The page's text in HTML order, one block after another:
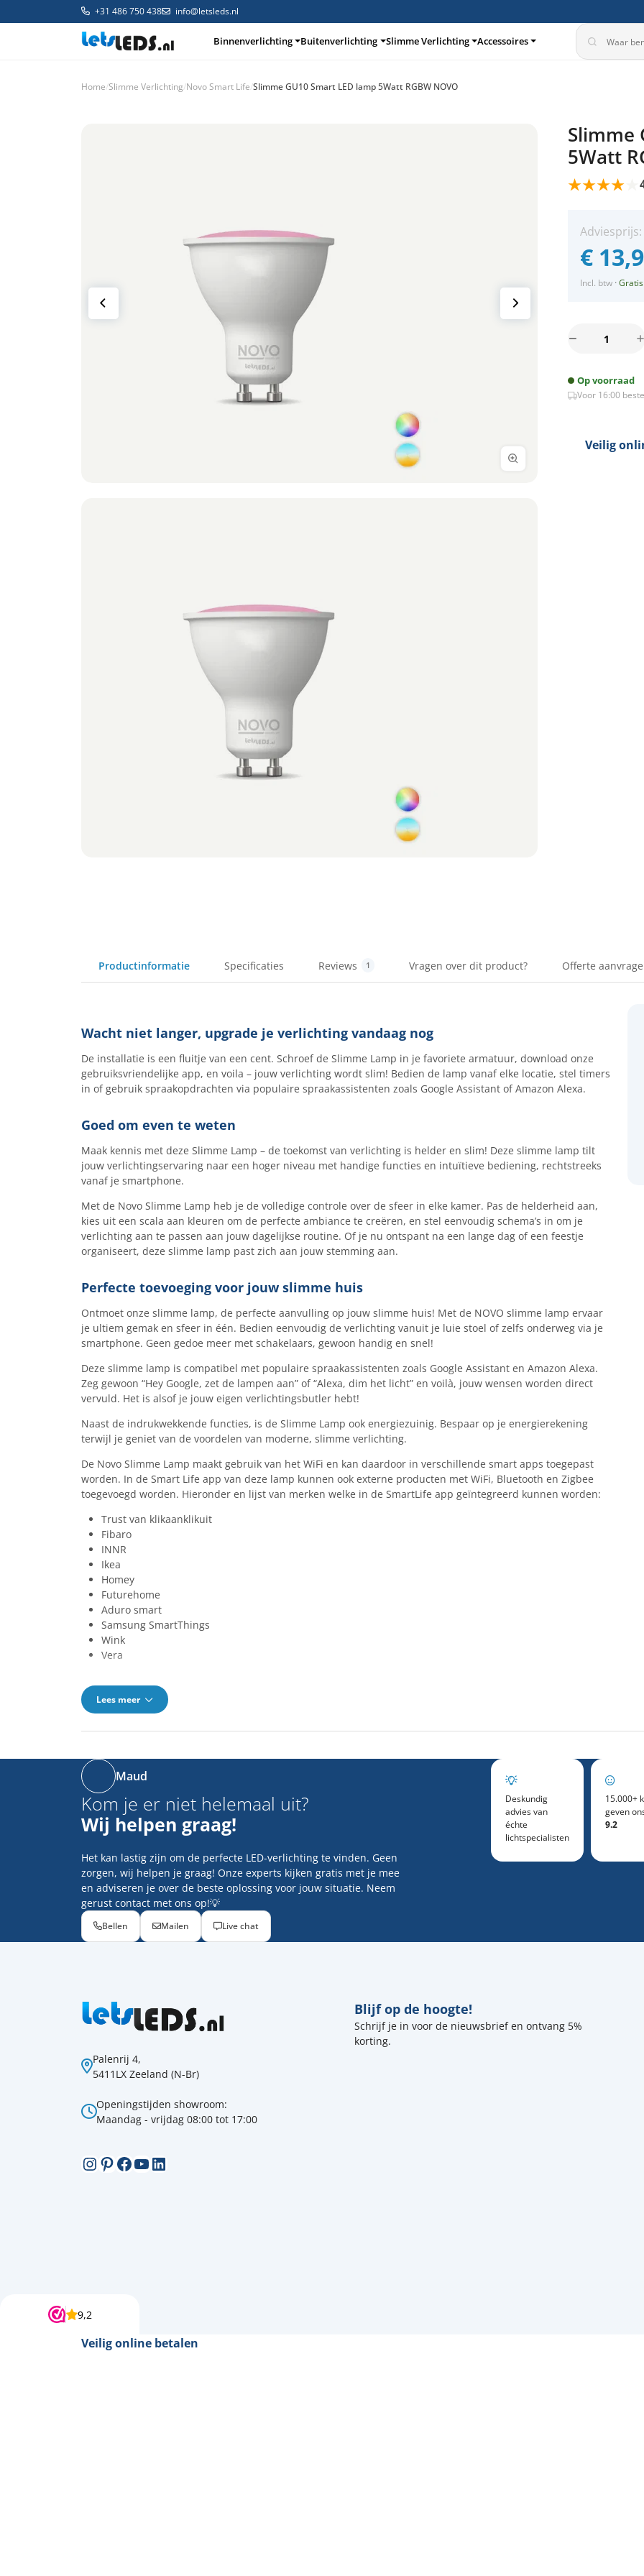
+31 486 750 438 info@letsleds.nl
Binnenverlichting Buitenverlichting Slimme Verlichting Accessoires
Home/Slimme Verlichting/Novo Smart Life/Slimme GU10 Smart LED lamp 5Watt RGBW NOVO
Slimme
5Watt
€
Incl. btw ·
Slimme
LED
lamp
NOVO
Op voorraad
Voor 16:00
Veilig
Productinformatie Specificaties Reviews 1 Vragen over dit product? Offerte
Wacht niet langer, upgrade je verlichting vandaag nog
De installatie is een fluitje van een cent. Schroef de Slimme Lamp in je favoriete armatuur, download onze
gebruiksvriendelijke app, en voila – jouw verlichting wordt slim! Bedien de lamp vanaf elke locatie, stel timers
in of gebruik spraakopdrachten via populaire spraakassistenten zoals Google Assistant of Amazon Alexa.
Goed om even te weten
Maak kennis met deze Slimme Lamp – de toekomst van verlichting is helder en slim! Deze slimme lamp tilt
jouw verlichtingservaring naar een hoger niveau met handige functies en intuïtieve bediening, rechtstreeks
vanaf je smartphone.
Met de Novo Slimme Lamp heb je de volledige controle over de sfeer in elke kamer. Pas de helderheid aan,
kies uit een scala aan kleuren om de perfecte ambiance te creëren, en stel eenvoudig schema’s in om je
verlichting aan te passen aan jouw dagelijkse routine. Of je nu ontspant na een lange dag of een feestje
organiseert, deze slimme lamp past zich aan jouw stemming aan.
Perfecte toevoeging voor jouw slimme huis
Ontmoet onze slimme lamp, de perfecte aanvulling op jouw slimme huis! Met de NOVO slimme lamp ervaar
je ultiem gemak en sfeer in één. Bedien eenvoudig de verlichting vanuit je luie stoel of zelfs onderweg via je
smartphone. Geen gedoe meer met schakelaars, gewoon handig en snel!
Deze slimme lamp is compatibel met populaire spraakassistenten zoals Google Assistant en Amazon Alexa.
Zeg gewoon “Hey Google, zet de lampen aan” of “Alexa, dim het licht” en voilà, jouw wensen worden direct
vervuld. Het is alsof je jouw eigen verlichtingsbutler hebt!
Naast de indrukwekkende functies, is de Slimme Lamp ook energiezuinig. Bespaar op je energierekening
terwijl je geniet van de voordelen van moderne, slimme verlichting.
De Novo Slimme Lamp maakt gebruik van het WiFi en kan daardoor in verschillende smart apps toegepast
worden. In de Smart Life app van deze lamp kunnen ook externe producten met WiFi, Bluetooth en Zigbee
toegevoegd worden. Hieronder en lijst van merken welke in de SmartLife app geïntegreerd kunnen worden:
Trust van klikaanklikuit
Fibaro
INNR
Ikea
Homey
Futurehome
Aduro smart
Samsung SmartThings
Wink
Vera
Lees meer
Maud
Kom je er niet helemaal uit?
Wij helpen graag!
Het kan lastig zijn om de perfecte LED-verlichting te vinden. Geen
zorgen, wij helpen je graag! Onze experts kijken gratis met je mee
en adviseren je over de beste oplossing voor jouw situatie. Neem
gerust contact met ons op!💡
Bellen Mailen Live chat
Deskundig
advies van
échte
lichtspecialisten
15.000+
geven
9.2
Palenrij 4,
5411LX Zeeland (N-Br)
Openingstijden showroom:
Maandag - vrijdag 08:00 tot 17:00
Instagram
Pinterest
Facebook
YouTube
LinkedIn
Blijf op de hoogte!
Schrijf je in voor de nieuwsbrief en ontvang 5%
korting.
9,2
Veilig online betalen